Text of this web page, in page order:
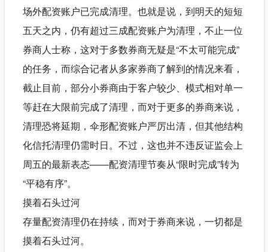
场外配资账户已完成清理。也就是说，到明天的短短
五天之内，仍有超过三成配资账户为清理，不止一位
券商人士称，这对于多数券商无疑是“不太可能完成”
的任务，而综合记者从多家券商了解到的情况来看，
截止目前，部分小券商由于客户较少、模式相对单一
等赶在大限前完成了清理，而对于更多的券商来说，
清理恐将延期，伞形配资账户严厉出清，但其他结构
化信托清理仍需时日。不过，这也并不违反证监会上
周五的最新表态——配资清理节奏从“限时完成”转为
“平稳有序”。
摸着石头过河
存量配资清理仍在持续，而对于券商来说，一切都是
摸着石头过河。